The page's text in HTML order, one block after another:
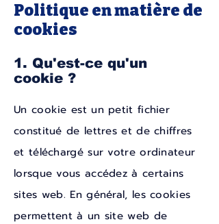
Politique en matière de
cookies
1. Qu'est-ce qu'un
cookie ?
Un cookie est un petit fichier
constitué de lettres et de chiffres
et téléchargé sur votre ordinateur
lorsque vous accédez à certains
sites web. En général, les cookies
permettent à un site web de